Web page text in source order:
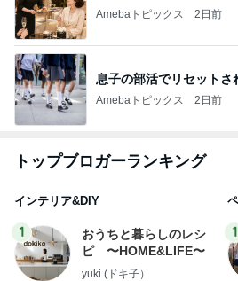
Amebaトピックス 2日前
息子の部活でリセットさ
Amebaトピックス 2日前
トップブロガーランキング
インテリア&DIY
1
おうちと暮らしのレシ
ピ 〜HOME&LIFE〜
yuki (ドキ子）
1